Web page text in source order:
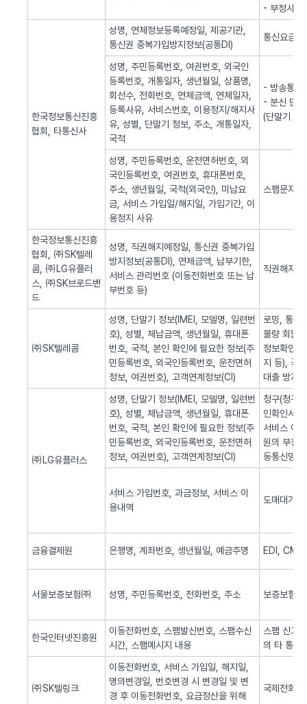
- 부정사용
한국정보통신진흥
협회, 타통신사
성명, 연체정보등록예정일, 제공기관,
통신권 중복가입방지정보(공통DI)
통신요금
성명, 주민등록번호, 여권번호, 외국인
등록번호, 개통일자, 생년월일, 상품명,
회선수, 전화번호, 연체금액, 연체일자,
등록사유, 서비스번호, 이용정지/해지사
유, 성별, 단말기 정보, 주소, 개통일자,
국적
- 방송통신
- 분신 단
(단말기 분
성명, 주민등록번호, 운전면허번호, 외
국인등록번호, 여권번호, 휴대폰번호,
주소, 생년월일, 국적(외국인), 미납요
금, 서비스 가입일/해지일, 가입기간, 이
용정지 사유
스팸문자
한국정보통신진흥
협회, ㈜SK텔레
콤, ㈜LG유플러
스, ㈜SK브로드밴
드
성명, 직권해지예정일, 통신권 중복가입
방지정보(공통DI), 연체금액, 납부기한,
서비스 관리번호 (이동전화번호 또는 납
부번호 등)
직권해지
㈜SK텔레콤
성명, 단말기 정보(IMEI, 모델명, 일련번
호), 성별, 체납금액, 생년월일, 휴대폰
번호, 국적, 본인 확인에 필요한 정보(주
민등록번호, 외국인등록번호, 운전면허
정보, 여권번호), 고객연계정보(CI)
로밍, 통화
불량 회원
정보확인,
지 등), 국
대출 방지,
㈜LG유플러스
성명, 단말기 정보(IMEI, 모델명, 일련번
호), 성별, 체납금액, 생년월일, 휴대폰
번호, 국적, 본인 확인에 필요한 정보(주
민등록번호, 외국인등록번호, 운전면허
정보, 여권번호), 고객연계정보(CI)
청구(청구
인확인서
서비스 이
원의 부정
동통신망
서비스 가입번호, 과금정보, 서비스 이
용내역
도매대가
금융결제원 은행명, 계좌번호, 생년월일, 예금주명 EDI, CMS
서울보증보험㈜ 성명, 주민등록번호, 전화번호, 주소 보증보험
한국인터넷진흥원
이동전화번호, 스팸발신번호, 스팸수신
시간, 스팸메시지 내용
스팸 신고
의 타 통신
㈜SK텔링크
이동전화번호, 서비스 가입일, 해지일,
명의변경일, 번호변경 시 변경일 및 변
경 후 이동전화번호, 요금정산을 위해
국제전화